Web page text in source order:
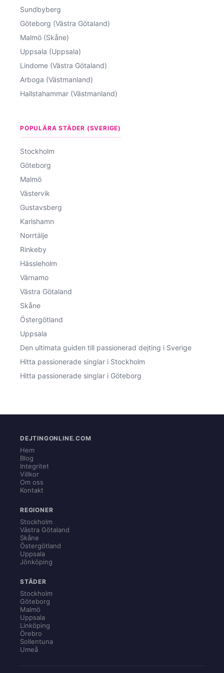
Sundbyberg
Göteborg (Västra Götaland)
Malmö (Skåne)
Uppsala (Uppsala)
Lindome (Västra Götaland)
Arboga (Västmanland)
Hallstahammar (Västmanland)
POPULÄRA STÄDER (SVERIGE)
Stockholm
Göteborg
Malmö
Västervik
Gustavsberg
Karlshamn
Norrtälje
Rinkeby
Hässleholm
Värnamo
Västra Götaland
Skåne
Östergötland
Uppsala
Den ultimata guiden till passionerad dejting i Sverige
Hitta passionerade singlar i Stockholm
Hitta passionerade singlar i Göteborg
DEJTINGONLINE.COM
Hem
Blog
Integritet
Villkor
Om oss
Kontakt
REGIONER
Stockholm
Västra Götaland
Skåne
Östergötland
Uppsala
Jönköping
STÄDER
Stockholm
Göteborg
Malmö
Uppsala
Linköping
Örebro
Sollentuna
Umeå